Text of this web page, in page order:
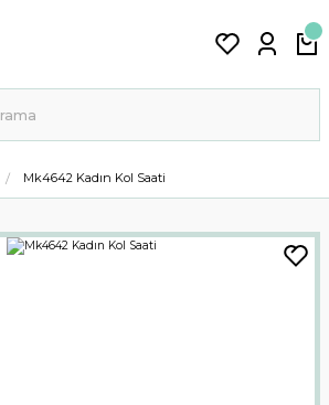
Mk4642 Kadın Kol Saati